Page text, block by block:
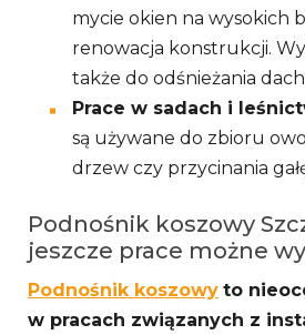
mycie okien na wysokich
renowacja konstrukcji.
także do odśnieżania
Prace w sadach i
są używane do zbioru
drzew czy przycinania
Podnośnik koszowy
jeszcze prace możne
Podnośnik koszowy to
w pracach związanych z